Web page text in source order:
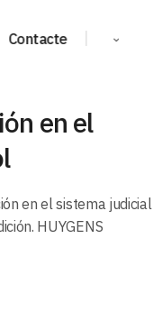
Contacte
en el
en el sistema judicial
HUYGENS